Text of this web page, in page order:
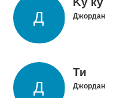
Джордан
Ти
Джордан